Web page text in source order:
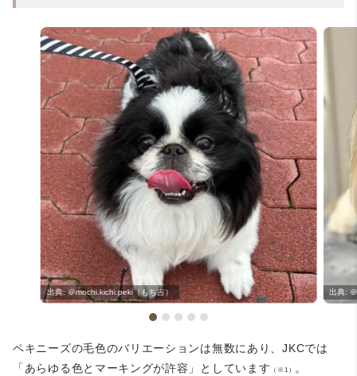
＠mochi.kichi.peki（もち吉）
ペキニーズの毛色のバリエーションは無数にあり、JKCでは
「あらゆる色とマーキングが許容」としています
（※1） 。